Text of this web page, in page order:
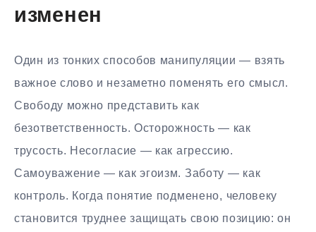
изменен
Один из тонких способов манипуляции — взять
важное слово и незаметно поменять его смысл.
Свободу можно представить как
безответственность. Осторожность — как
трусость. Несогласие — как агрессию.
Самоуважение — как эгоизм. Заботу — как
контроль. Когда понятие подменено, человеку
становится труднее защищать свою позицию: он